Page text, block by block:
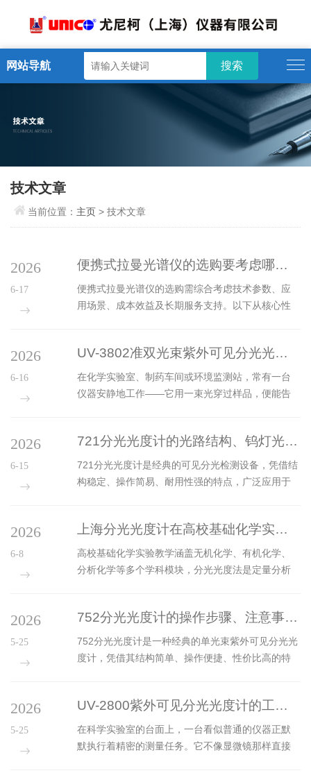
网站导航
技术文章
当前位置： 主页 > 技术文章
便携式拉曼光谱仪的选购要考虑哪些信息
便携式拉曼光谱仪的选购需综合考虑技术参数、应
用场景、成本效益及长期服务支持。以下从核心性
与目的-物质类型：确定待测物形态(固体、液体、粉
末或气体)及成分复杂性。例如，食品检测需覆盖农
药残留、非法添加剂。-定性/定量需求：快速筛查以
性优异的设备，确保数据可重复性。-户外/工业现
2026
6-17
UV-3802准双光束紫外可见分光光度计是如何“读取”分子信息的？
在化学实验室、制药车间或环境监测站，常有一台
仪器安静地工作——它用一束光穿过样品，便能告
种“读心术”？又为何受到实验室青睐？紫外可见分光
光度法的核心，在于物质分子对特定波长光的选择
性吸收。当一束连续波长的紫外或可见光照射到样
量关系，遵循朗伯-比尔定律：吸光度A=εbc(ε为摩尔
2026
6-16
721分光光度计的光路结构、钨灯光源与光电管检测器维护
721分光光度计是经典的可见分光检测设备，凭借结
构稳定、操作简易、耐用性强的特点，广泛应用于
定，掌握各模块结构原理与标准化维护方法，可有
效规避设备故障，稳定检测精度，延长仪器整体使
用寿命。721分光光度计拥有成熟的集成式光路结
色散棱镜、狭缝结构、检测光路与接收组件，整体
2026
6-15
上海分光光度计在高校基础化学实验教学中的广泛应用
高校基础化学实验教学涵盖无机化学、有机化学、
分析化学等多个学科模块，分光光度法是定量分析
点，成为国内高校基础化学实验室的主流设备，广
泛应用于课堂教学、实训实操与基础科研辅助，为
实验教学标准化、规范化提供重要支撑。该类设备
量检测、标准曲线绘制、样品浓度测定等核心实
2026
6-8
752分光光度计的操作步骤、注意事项与日常维护保养
752分光光度计是一种经典的单光束紫外可见分光光
度计，凭借其结构简单、操作便捷、性价比高的特
保养，是确保仪器长期稳定运行、保障检测结果准
确性的关键。752分光光度计的操作步骤主要包括开
机预热、波长校准、样品测量和关机清理四个环
2026
5-25
UV-2800紫外可见分光光度计的工作原理与应用
在科学实验室的台面上，一台看似普通的仪器正默
默执行着精密的测量任务。它不像显微镜那样直接
2026
5-25